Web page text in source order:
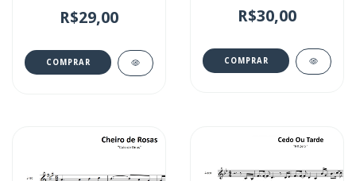
R$29,00
COMPRAR
R$30,00
COMPRAR